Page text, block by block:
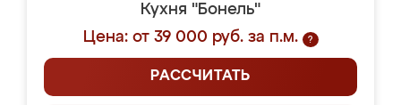
Кухня "Бонель"
Цена: от 39 000 руб. за п.м.
?
РАССЧИТАТЬ